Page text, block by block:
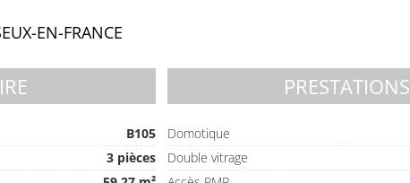
EN-FRANCE
B105
3 pièces
PRESTATIONS
Domotique
Double vitrage